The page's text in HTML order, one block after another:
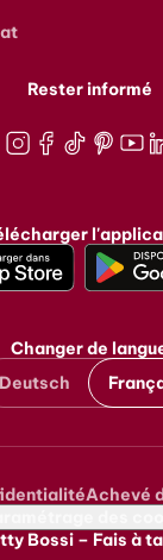
Rester informé
Changer de
Deutsch
Achevé
Bossi – Fais à